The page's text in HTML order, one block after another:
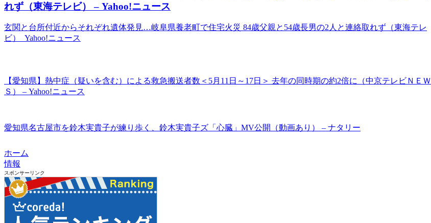
れず（東海テレビ） – Yahoo!ニュース
玄関と台所付近からそれぞれ遺体発見…岐阜県養老町で住宅火災 84歳父親と54歳長男の2人と連絡取れず（東海テレ
ビ） Yahoo!ニュース
【愛知県】熱中症（疑いを含む）による救急搬送者数＜5月11日～17日＞ 去年の同時期の約2倍に（中京テレビＮＥＷ
Ｓ） – Yahoo!ニュース
愛知県名古屋市を鈴木実貴子が練り歩く、鈴木実貴子ズ「心臓」MV公開（動画あり） – ナタリー
ホーム
情報
スポンサーリンク